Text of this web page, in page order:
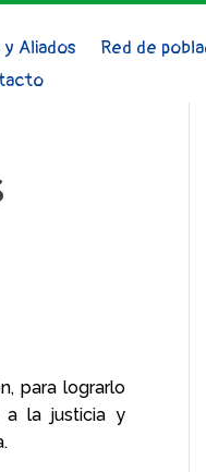
Aliados Red de
para lograrlo
a la justicia y